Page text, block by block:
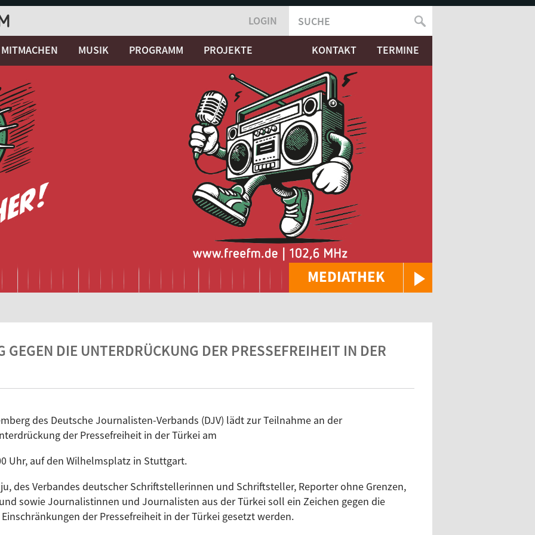
MEDIATHEK
LOGIN
SUCHFORMULAR
SUCHE
MITMACHEN MUSIK PROGRAMM PROJEKTE KONTAKT TERMINE
GEGEN DIE UNTERDRÜCKUNG DER PRESSEFREIHEIT IN DER
des Deutsche Journalisten-Verbands (DJV) lädt zur Teilnahme an der
der Pressefreiheit in der Türkei am
Uhr, auf den Wilhelmsplatz in Stuttgart.
des Verbandes deutscher Schriftstellerinnen und Schriftsteller, Reporter ohne Grenzen,
sowie Journalistinnen und Journalisten aus der Türkei soll ein Zeichen gegen die
der Pressefreiheit in der Türkei gesetzt werden.